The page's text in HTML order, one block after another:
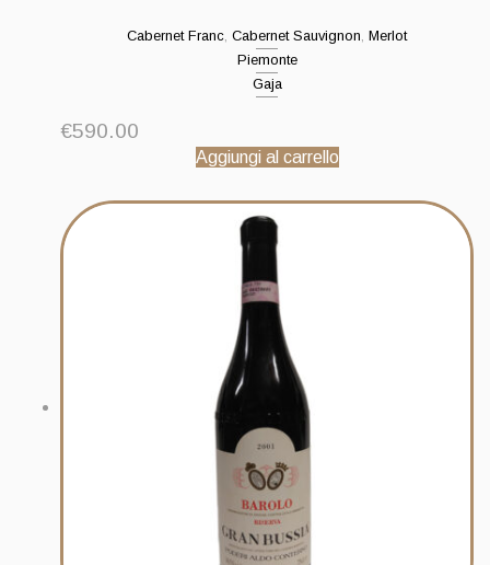
Cabernet Franc, Cabernet Sauvignon, Merlot
Piemonte
Gaja
€590.00
Aggiungi al carrello